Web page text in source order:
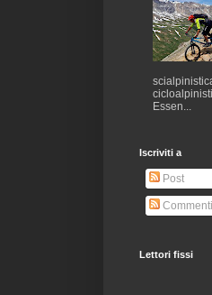
Essen...
Iscriviti a
Post
Commenti
Lettori fissi